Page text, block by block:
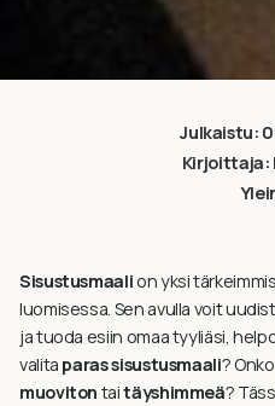
Julkaistu:
Kirjoittaja:
Sisustusmaalion yksi
luomisessa. Sen avulla voit
ja tuoda esiin omaa tyyliäsi,
valita paras sisustusmaali?
muoviton taitäyshimmeä?